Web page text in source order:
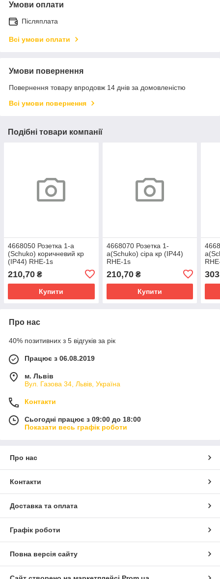
Умови оплати
Післяплата
Всі умови оплати
Умови повернення
Повернення товару впродовж 14 днів за домовленістю
Всі умови повернення
Подібні товари компанії
4668050 Розетка 1-а
(Schuko) коричневий кр
(IP44) RHE-1s
210,70 ₴
Купити
4668070 Розетка 1-
а(Schuko) сіра кр (IP44)
RHE-1s
210,70₴
Купити
Про нас
40% позитивних з 5 відгуків за рік
Працює з 06.08.2019
м. Львів
Вул. Газова 34, Львів, Україна
Контакти
Сьогодні працює з 09:00 до 18:00
Показати весь графік роботи
Про нас
Контакти
Доставка та оплата
Графік роботи
Повна версія сайту